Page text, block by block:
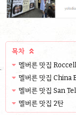
목차 
멜버른 맛집
멜버른 맛집 China
멜버른 맛집 San
멜버른 맛집 2탄